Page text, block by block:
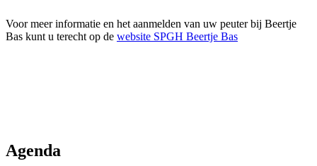
Voor meer informatie en het aanmelden van uw peuter bij Beertje
Bas kunt u terecht op de website SPGH Beertje Bas
Agenda